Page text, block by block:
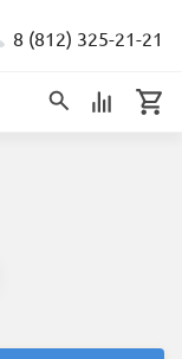
8 (812) 325-21-21